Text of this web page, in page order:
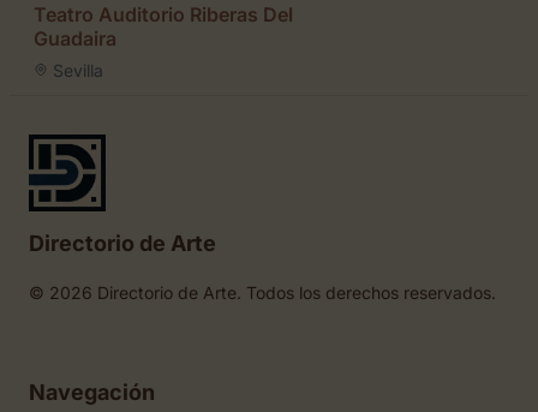
Teatro Auditorio Riberas Del
Guadaira
Sevilla
Directorio de Arte
© 2026 Directorio de Arte. Todos los derechos reservados.
Navegación